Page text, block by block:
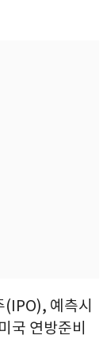
예측시
국 연방준비